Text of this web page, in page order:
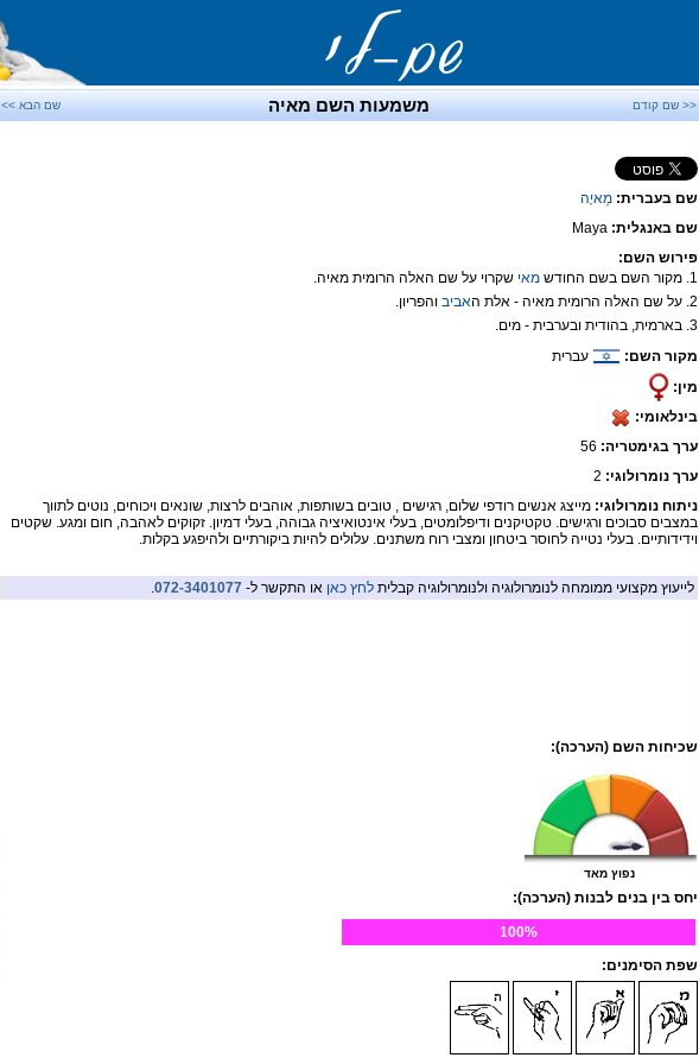
<< שם קודם משמעות השם מאיה שם הבא >>
שם בעברית: מַאיָה
שם באנגלית: Maya
פירוש השם:
1. מקור השם בשם החודש
מאי שקרוי על שם האלה הרומית מאיה.
2. על שם האלה הרומית מאיה - אלת ה
אביב והפריון.
3. בארמית, בהודית ובערבית - מים.
מקור השם:
עברית
מין:
בינלאומי:
ערך בגימטריה:
ערך נומרולוגי: 2
ניתוח נומרולוגי: מייצג אנשים רודפי שלום, רגישים , טובים בשותפות, אוהבים לרצות, שונאים ויכוחים, נוטים לתווך
במצבים סבוכים ורגישים. טקטיקנים ודיפלומטים, בעלי אינטואיציה גבוהה, בעלי דמיון. זקוקים לאהבה, חום ומגע. שקטים
וידידותיים. בעלי נטייה לחוסר ביטחון ומצבי רוח משתנים. עלולים להיות ביקורתיים ולהיפגע בקלות.
לייעוץ מקצועי ממומחה לנומרולוגיה ולנומרולוגיה קבלית לחץ כאן או התקשר ל- 072-3401077
.
שכיחות השם (הערכה):
נפוץ מאד
יחס בין בנים לבנות (הערכה):
100%
שפת הסימנים: